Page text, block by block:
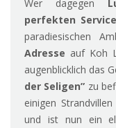
Wer dagegen
perfekten Service
paradiesischen
Adresse auf Koh
augenblicklich das
der Seligen” zu
einigen
und ist nun ein